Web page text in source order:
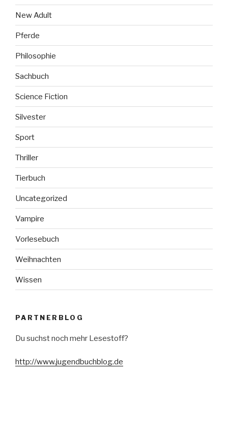
New Adult
Pferde
Philosophie
Sachbuch
Science Fiction
Silvester
Sport
Thriller
Tierbuch
Uncategorized
Vampire
Vorlesebuch
Weihnachten
Wissen
PARTNERBLOG
Du suchst noch mehr Lesestoff?
http://www.jugendbuchblog.de